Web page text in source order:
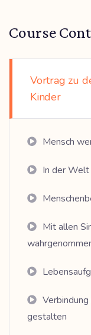
Course
Vortrag zu
Kinder
Mensch
In der Welt
Mit allen
gestalten